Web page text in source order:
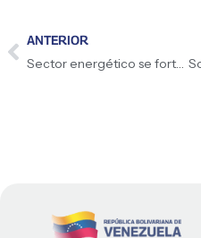
ANTERIOR
Sector energético se fortalece